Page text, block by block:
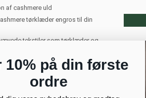
af cashmere uld
tørklæder engros til din
tekstiler som tørklæder og
Om at rejse til Nepal
cashmere
10% på din første
ordre